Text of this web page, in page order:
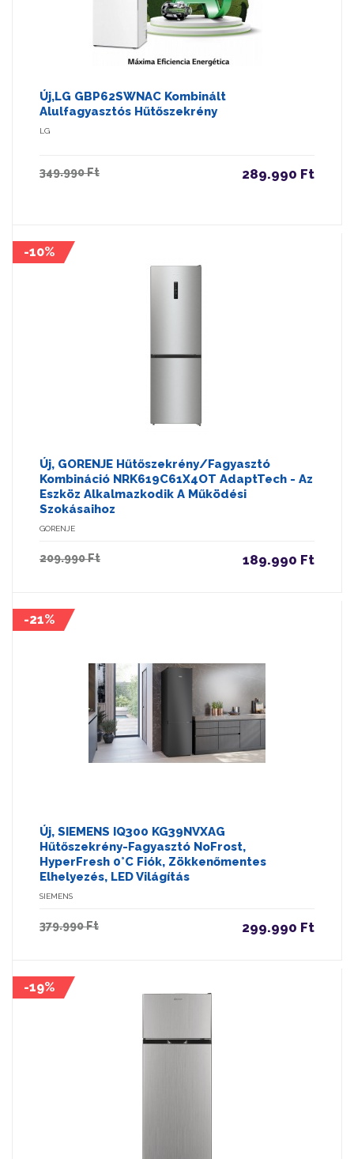
Új,LG GBP62SWNAC Kombinált
Alulfagyasztós Hűtőszekrény
LG
349.990 Ft 289.990 Ft
-10%
Új, GORENJE Hűtőszekrény/fagyasztó
Kombináció NRK619C61X4OT AdaptTech - Az
Eszköz Alkalmazkodik A Működési
Szokásaihoz
GORENJE
209.990 Ft 189.990 Ft
-21%
Új, SIEMENS IQ300 KG39NVXAG
Hűtőszekrény-Fagyasztó NoFrost,
HyperFresh 0°C Fiók, Zökkenőmentes
Elhelyezés, LED Világítás
SIEMENS
379.990 Ft 299.990 Ft
-19%